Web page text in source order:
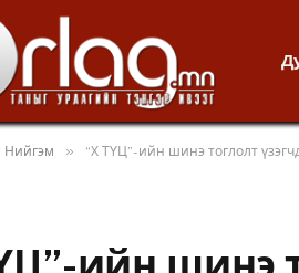
Нийгэм » “Х ТҮЦ”-ийн шинэ тоглолт